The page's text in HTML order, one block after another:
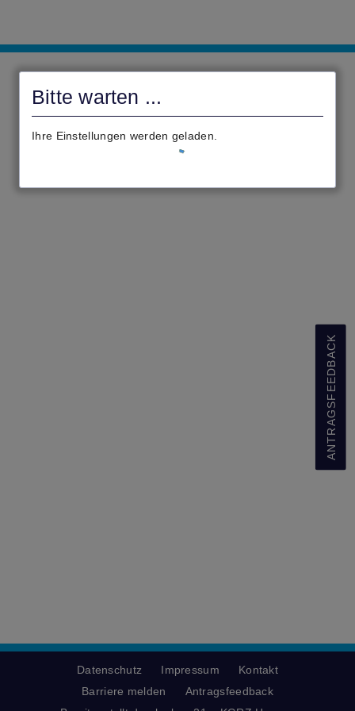
Bitte warten ...
Ihre Einstellungen werden geladen.
ANTRAGSFEEDBACK
Datenschutz Impressum
Kontakt
Barriere melden
Antragsfeedback